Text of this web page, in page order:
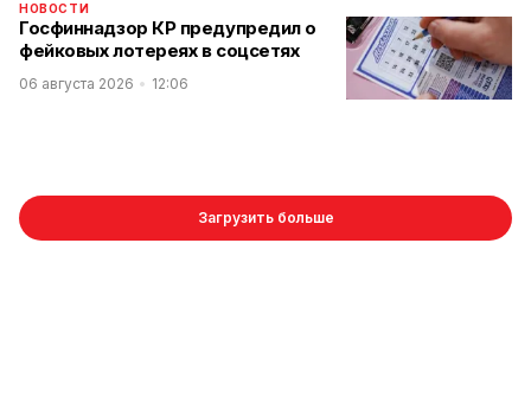
НОВОСТИ
Госфиннадзор КР предупредил о
фейковых лотереях в соцсетях
06 августа 2026 12:06
Загрузить больше